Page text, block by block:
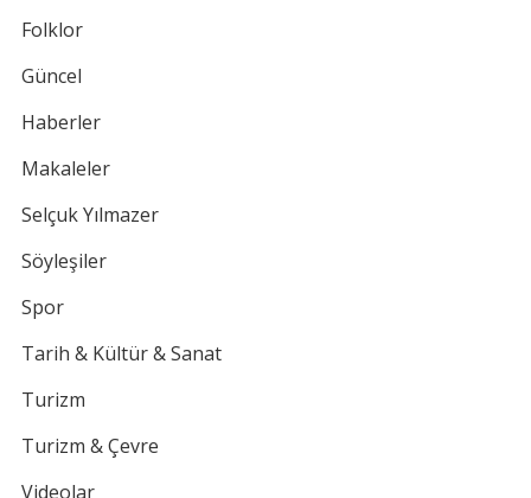
Folklor
Güncel
Haberler
Makaleler
Selçuk Yılmazer
Söyleşiler
Spor
Tarih & Kültür & Sanat
Turizm
Turizm & Çevre
Videolar